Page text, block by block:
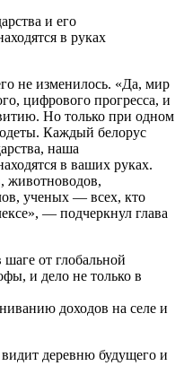
не изменилось. «Да, мир
цифрового прогресса, и
Но только при одном
Каждый белорус
наша
в ваших руках.
животноводов,
ученых — всех, кто
— подчеркнул глава
от глобальной
и дело не только в
доходов на селе и
деревню будущего и